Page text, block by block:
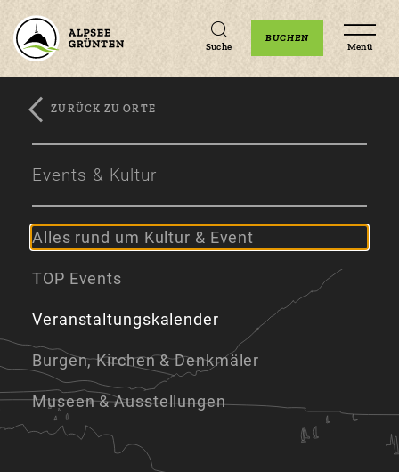
Zum
Zur
Zum
Suche
BUCHEN
Menü
ZURÜCK ZU ORTE
Events & Kultur
Alles rund um Kultur & Event
TOP Events
Veranstaltungskalender
Burgen, Kirchen & Denkmäler
Museen & Ausstellungen
Unterkünfte Veranstaltungen